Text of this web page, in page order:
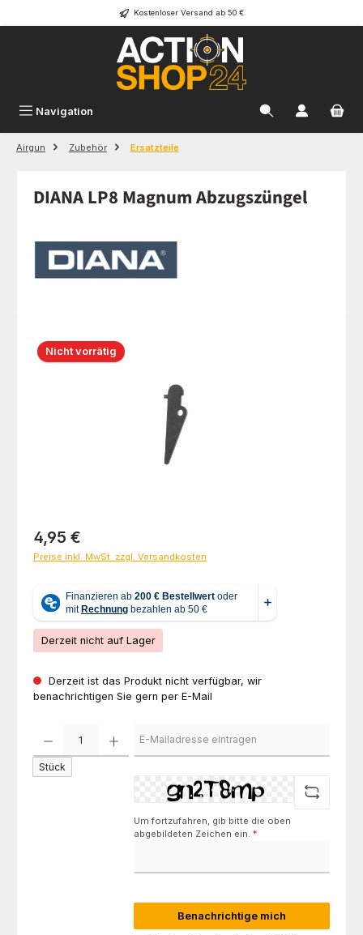
Zum Hauptinhalt springen Kostenloser Versand ab 50 €
Navigation
Airgun Zubehör Ersatzteile
DIANA LP8 Magnum Abzugszüngel
Bildergalerie überspringen
Nicht vorrätig
Regulärer Preis:
4,95 €
Preise inkl. MwSt. zzgl. Versandkosten
Derzeit nicht auf Lager
Derzeit ist das Produkt nicht verfügbar, wir
benachrichtigen Sie gern per E-Mail
Stück
Um fortzufahren, gib bitte die oben
abgebildeten Zeichen ein.*
Benachrichtige mich